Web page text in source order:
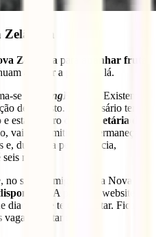
Zelândia para
apanhar fruta
a viajar a partir de lá.
se
WorkingHoliday
. Existem
deste visto. É necessário ter
e estar dentro da
faixa etária de
vai-te permitir que permaneças
e, durante a permanência,
meses.
, no site da imigração da Nova
. A partir do website de
tens de te candidatar. Fica
esgotam muito